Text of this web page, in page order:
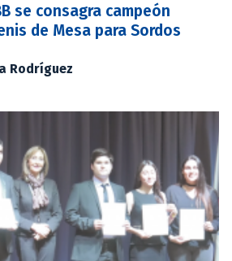
se consagra campeón
de Mesa para Sordos
Rodríguez